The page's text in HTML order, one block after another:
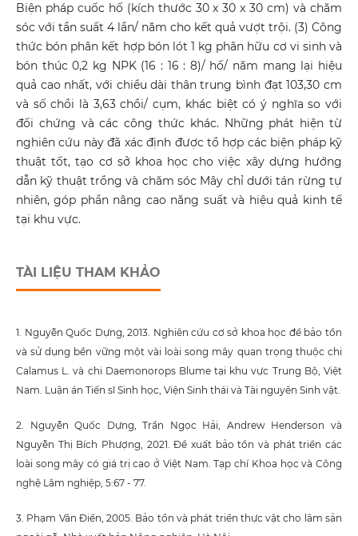
Biện pháp cuốc hố (kích thước 30 x 30 x 30 cm) và chăm
sóc với tần suất 4 lần/ năm cho kết quả vượt trội. (3) Công
thức bón phân kết hợp bón lót 1 kg phân hữu cơ vi sinh và
bón thúc 0,2 kg NPK (16 : 16 : 8)/ hố/ năm mang lại hiệu
quả cao nhất, với chiều dài thân trung bình đạt 103,30 cm
và số chồi là 3,63 chồi/ cụm, khác biệt có ý nghĩa so với
đối chứng và các công thức khác. Những phát hiện từ
nghiên cứu này đã xác định được tổ hợp các biện pháp kỹ
thuật tốt, tạo cơ sở khoa học cho việc xây dựng hướng
dẫn kỹ thuật trồng và chăm sóc Mây chỉ dưới tán rừng tự
nhiên, góp phần nâng cao năng suất và hiệu quả kinh tế
tại khu vực.
TÀI LIỆU THAM KHẢO
1. Nguyễn Quốc Dựng, 2013. Nghiên cứu cơ sở khoa học để bảo tồn
và sử dụng bền vững một vài loài song mây quan trọng thuộc chi
Calamus L. và chi Daemonorops Blume tại khu vực Trung Bộ, Việt
Nam. Luận án Tiến sĩ Sinh học, Viện Sinh thái và Tài nguyên Sinh vật.
2. Nguyễn Quốc Dựng, Trần Ngọc Hải, Andrew Henderson và
Nguyễn Thị Bích Phượng, 2021. Đề xuất bảo tồn và phát triển các
loài song mây có giá trị cao ở Việt Nam. Tạp chí Khoa học và Công
nghệ Lâm nghiệp, 5:67 - 77.
3. Phạm Văn Điển, 2005. Bảo tồn và phát triển thực vật cho lâm sản